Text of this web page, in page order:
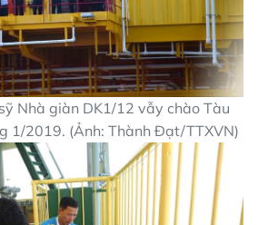
Nhà giàn DK1/12 vẫy chào Tàu
1/2019. (Ảnh: Thành Đạt/TTXVN)